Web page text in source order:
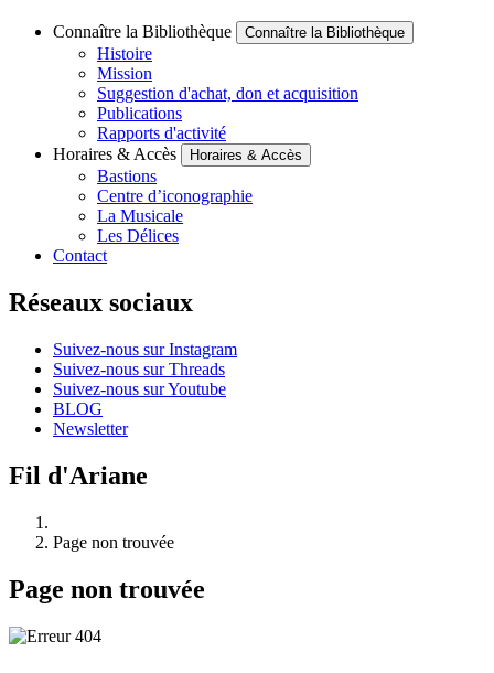
Connaître la Bibliothèque Connaître la Bibliothèque
Histoire
Mission
Suggestion d'achat, don et acquisition
Publications
Rapports d'activité
Horaires & Accès
Horaires & Accès
Bastions
Centre d’iconographie
La Musicale
Les Délices
Contact
Réseaux sociaux
Suivez-nous sur Instagram
Suivez-nous sur Threads
Suivez-nous sur Youtube
BLOG
Newsletter
Fil d'Ariane
Page non trouvée
Page non trouvée